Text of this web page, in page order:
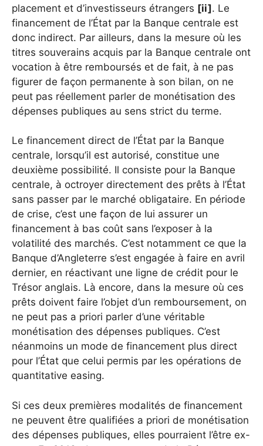
placement et d’investisseurs étrangers [ii]. Le
financement de l’État par la Banque centrale est
donc indirect. Par ailleurs, dans la mesure où les
titres souverains acquis par la Banque centrale ont
vocation à être remboursés et de fait, à ne pas
figurer de façon permanente à son bilan, on ne
peut pas réellement parler de monétisation des
dépenses publiques au sens strict du terme.
Le financement direct de l’État par la Banque
centrale, lorsqu’il est autorisé, constitue une
deuxième possibilité. Il consiste pour la Banque
centrale, à octroyer directement des prêts à l’État
sans passer par le marché obligataire. En période
de crise, c’est une façon de lui assurer un
financement à bas coût sans l’exposer à la
volatilité des marchés. C’est notamment ce que la
Banque d’Angleterre s’est engagée à faire en avril
dernier, en réactivant une ligne de crédit pour le
Trésor anglais. Là encore, dans la mesure où ces
prêts doivent faire l’objet d’un remboursement, on
ne peut pas a priori parler d’une véritable
monétisation des dépenses publiques. C’est
néanmoins un mode de financement plus direct
pour l’État que celui permis par les opérations de
quantitative easing.
Si ces deux premières modalités de financement
ne peuvent être qualifiées a priori de monétisation
des dépenses publiques, elles pourraient l’être ex-